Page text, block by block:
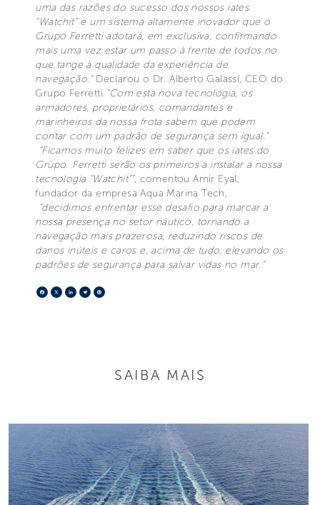
uma das razões do sucesso dos nossos iates.
“Watchit” é um sistema altamente inovador que o
Grupo Ferretti adotará, em exclusiva, confirmando
mais uma vez estar um passo à frente de todos no
que tange à qualidade da experiência de
navegação.”Declarou o Dr. Alberto Galassi, CEO do
Grupo Ferretti “Com esta nova tecnologia, os
armadores, proprietários, comandantes e
marinheiros da nossa frota sabem que podem
contar com um padrão de segurança sem igual.”
“Ficamos muito felizes em saber que os iates do
Grupo Ferretti serão os primeiros a instalar a nossa
tecnologia "Watchit””, comentou Amir Eyal,
fundador da empresa Aqua Marina Tech,
“decidimos enfrentar esse desafio para marcar a
nossa presença no setor náutico, tornando a
navegação mais prazerosa, reduzindo riscos de
danos inúteis e caros e, acima de tudo, elevando os
padrões de segurança para salvar vidas no mar.”
Facebook
X LinkedIn
Telegram
SAIBA MAIS